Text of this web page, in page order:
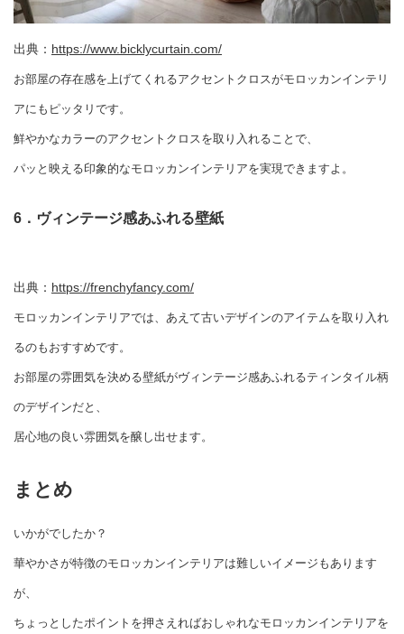
出典： https://www.bicklycurtain.com/
お部屋の存在感を上げてくれるアクセントクロスがモロッカンインテリ
アにもピッタリです。
鮮やかなカラーのアクセントクロスを取り入れることで、
パッと映える印象的なモロッカンインテリアを実現できますよ。
6．ヴィンテージ感あふれる壁紙
出典： https://frenchyfancy.com/
モロッカンインテリアでは、あえて古いデザインのアイテムを取り入れ
るのもおすすめです。
お部屋の雰囲気を決める壁紙がヴィンテージ感あふれるティンタイル柄
のデザインだと、
居心地の良い雰囲気を醸し出せます。
まとめ
いかがでしたか？
華やかさが特徴のモロッカンインテリアは難しいイメージもあります
が、
ちょっとしたポイントを押さえればおしゃれなモロッカンインテリアを